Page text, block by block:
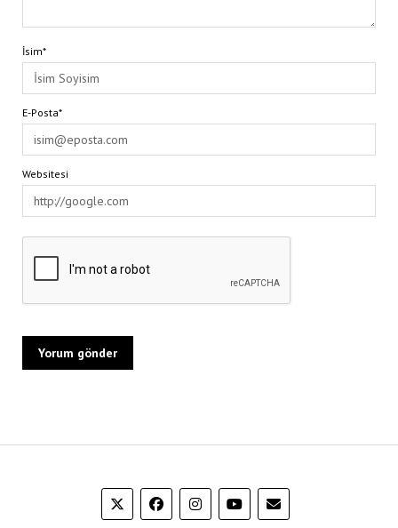
İsim*
E-Posta*
Websitesi